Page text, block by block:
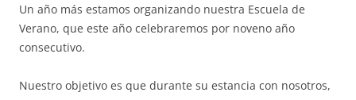
Un año más estamos organizando nuestra Escuela de
Verano, que este año celebraremos por noveno año
consecutivo.
Nuestro objetivo es que durante su estancia con nosotros,